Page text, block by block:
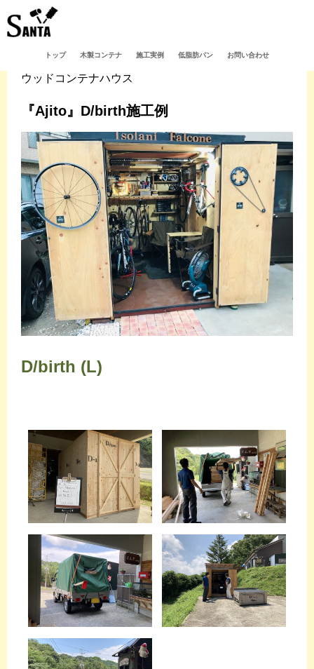
トップ 木製コンテナ 施工実例 低脂肪パン お問い合わせ
ウッドコンテナハウス
『Ajito』D/birth施工例
D/birth (L)